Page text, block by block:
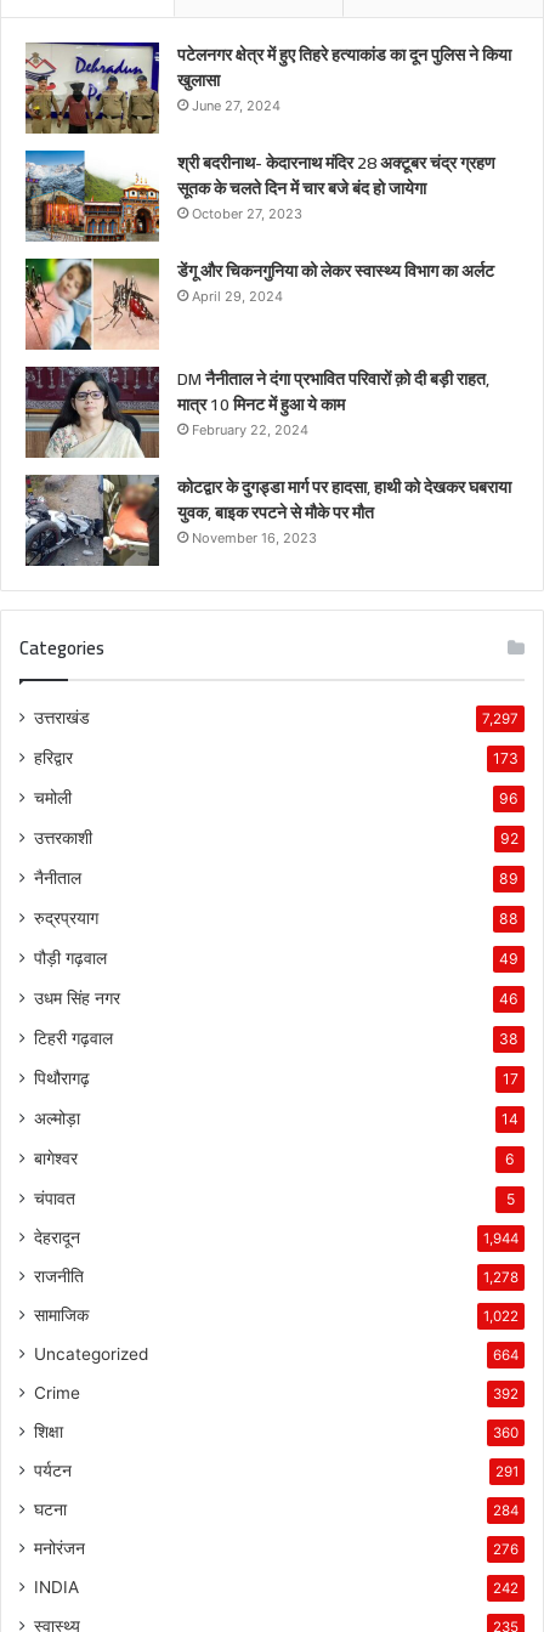
पटेलनगर क्षेत्र में हुए तिहरे हत्याकांड का दून पुलिस ने किया
खुलासा
June 27, 2024
श्री बदरीनाथ- केदारनाथ मंदिर 28 अक्टूबर चंद्र ग्रहण
सूतक के चलते दिन में चार बजे बंद हो जायेगा
October 27, 2023
डेंगू और चिकनगुनिया को लेकर स्वास्थ्य विभाग का अर्लट
April 29, 2024
DM नैनीताल ने दंगा प्रभावित परिवारों क़ो दी बड़ी राहत,
मात्र 10 मिनट में हुआ ये काम
February 22, 2024
कोटद्वार के दुगड्डा मार्ग पर हादसा, हाथी को देखकर घबराया
युवक, बाइक रपटने से मौके पर मौत
November 16, 2023
Categories
उत्तराखंड 7,297
हरिद्वार 173
चमोली 96
उत्तरकाशी 92
नैनीताल 89
रुद्रप्रयाग 88
पौड़ी गढ़वाल 49
उधम सिंह नगर 46
टिहरी गढ़वाल 38
पिथौरागढ़ 17
अल्मोड़ा 14
बागेश्वर 6
चंपावत 5
देहरादून 1,944
राजनीति 1,278
सामाजिक 1,022
Uncategorized 664
Crime 392
शिक्षा 360
पर्यटन 291
घटना 284
मनोरंजन 276
INDIA 242
स्वास्थ्य 235